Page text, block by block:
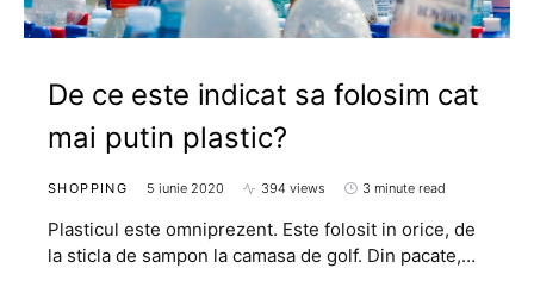
De ce este indicat sa folosim cat
mai putin plastic?
SHOPPING 5 iunie 2020 394 views 3 minute read
Plasticul este omniprezent. Este folosit in orice, de
la sticla de sampon la camasa de golf. Din pacate,…